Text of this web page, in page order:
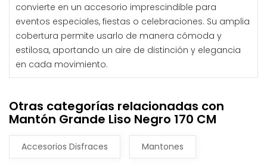
convierte en un accesorio imprescindible para
eventos especiales, fiestas o celebraciones. Su amplia
cobertura permite usarlo de manera cómoda y
estilosa, aportando un aire de distinción y elegancia
en cada movimiento.
Otras categorías relacionadas con
Mantón Grande Liso Negro 170 CM
Accesorios Disfraces Mantones